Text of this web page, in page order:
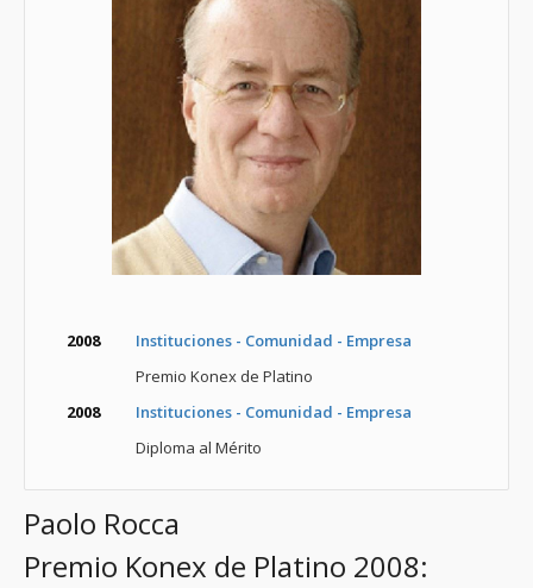
2008
Instituciones - Comunidad - Empresa
Premio Konex de Platino
2008
Instituciones - Comunidad - Empresa
Diploma al Mérito
Paolo Rocca
Premio Konex de Platino 2008: